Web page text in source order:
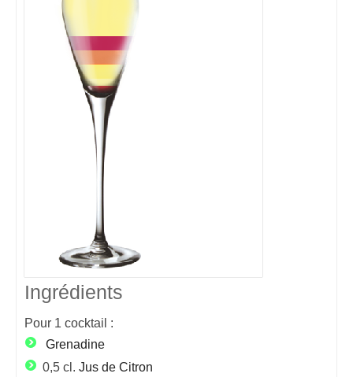
Ingrédients
Pour 1 cocktail :
Grenadine
0,5 cl. Jus de Citron